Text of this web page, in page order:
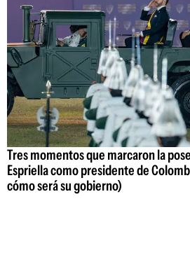
Tres momentos que marcaron la
Espriella como presidente de
cómo será su gobierno)